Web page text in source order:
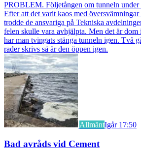
PROBLEM. Följetången om tunneln under
Efter att det varit kaos med översvämningar
trodde de ansvariga på Tekniska
felen skulle vara avhjälpta. Men det är dom
har man tvingats stänga tunneln igen. Två
rader skrivs så är den öppen igen.
AllmäntIgår 17:50
Bad avråds vid Cement